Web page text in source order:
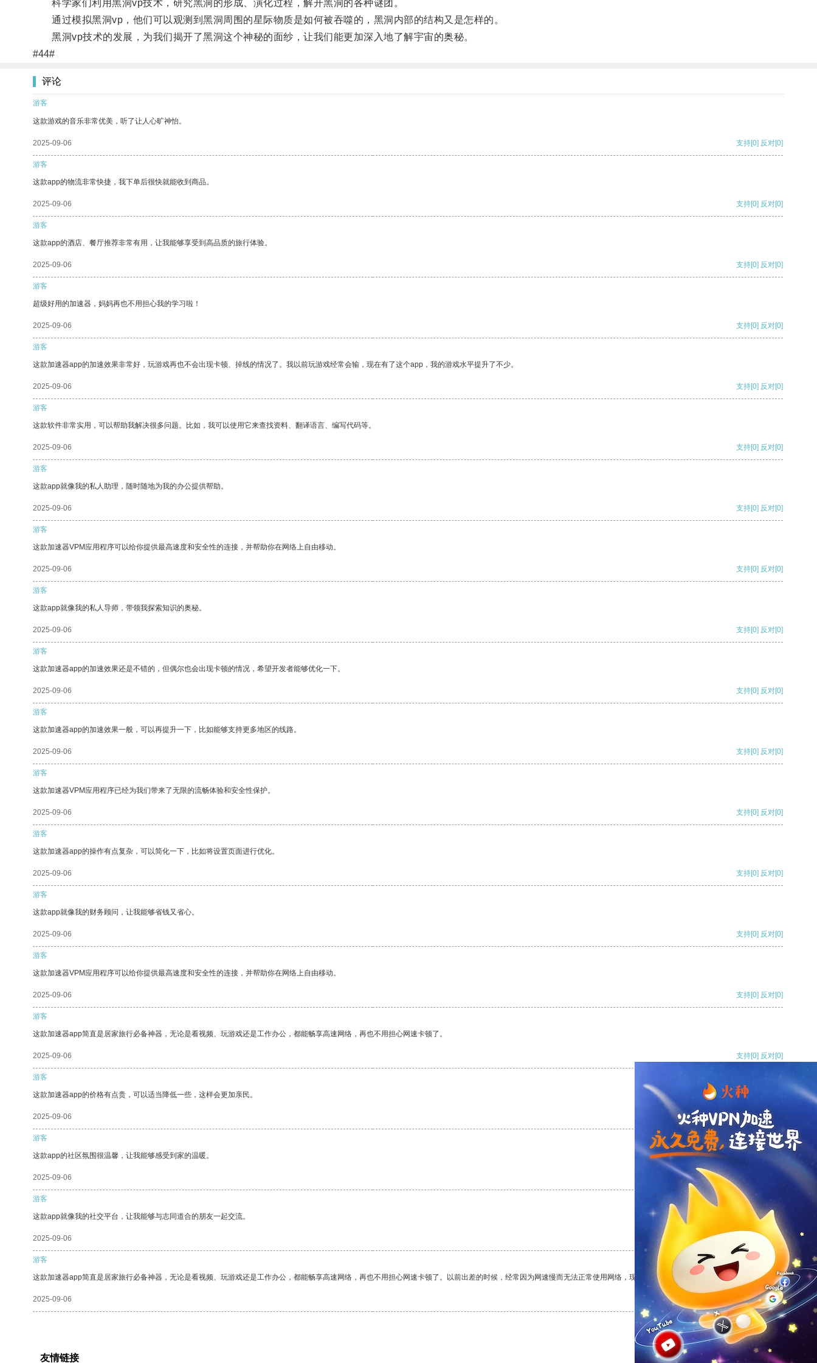
科学家们利用黑洞vp技术，研究黑洞的形成、演化过程，解开黑洞的各种谜团。
通过模拟黑洞vp，他们可以观测到黑洞周围的星际物质是如何被吞噬的，黑洞内部的结构又是怎样的。
黑洞vp技术的发展，为我们揭开了黑洞这个神秘的面纱，让我们能更加深入地了解宇宙的奥秘。
#44#
评论
游客
这款游戏的音乐非常优美，听了让人心旷神怡。
2025-09-06 支持[0] 反对[0]
游客
这款app的物流非常快捷，我下单后很快就能收到商品。
2025-09-06 支持[0] 反对[0]
游客
这款app的酒店、餐厅推荐非常有用，让我能够享受到高品质的旅行体验。
2025-09-06 支持[0] 反对[0]
游客
超级好用的加速器，妈妈再也不用担心我的学习啦！
2025-09-06 支持[0] 反对[0]
游客
这款加速器app的加速效果非常好，玩游戏再也不会出现卡顿、掉线的情况了。我以前玩游戏经常会输，现在有了这个app，我的游戏水平提升了不少。
2025-09-06 支持[0] 反对[0]
游客
这款软件非常实用，可以帮助我解决很多问题。比如，我可以使用它来查找资料、翻译语言、编写代码等。
2025-09-06 支持[0] 反对[0]
游客
这款app就像我的私人助理，随时随地为我的办公提供帮助。
2025-09-06 支持[0] 反对[0]
游客
这款加速器VPM应用程序可以给你提供最高速度和安全性的连接，并帮助你在网络上自由移动。
2025-09-06 支持[0] 反对[0]
游客
这款app就像我的私人导师，带领我探索知识的奥秘。
2025-09-06 支持[0] 反对[0]
游客
这款加速器app的加速效果还是不错的，但偶尔也会出现卡顿的情况，希望开发者能够优化一下。
2025-09-06 支持[0] 反对[0]
游客
这款加速器app的加速效果一般，可以再提升一下，比如能够支持更多地区的线路。
2025-09-06 支持[0] 反对[0]
游客
这款加速器VPM应用程序已经为我们带来了无限的流畅体验和安全性保护。
2025-09-06 支持[0] 反对[0]
游客
这款加速器app的操作有点复杂，可以简化一下，比如将设置页面进行优化。
2025-09-06 支持[0] 反对[0]
游客
这款app就像我的财务顾问，让我能够省钱又省心。
2025-09-06 支持[0] 反对[0]
游客
这款加速器VPM应用程序可以给你提供最高速度和安全性的连接，并帮助你在网络上自由移动。
2025-09-06 支持[0] 反对[0]
游客
这款加速器app简直是居家旅行必备神器，无论是看视频、玩游戏还是工作办公，都能畅享高速网络，再也不用担心网速卡顿了。
2025-09-06 支持[0] 反对[0]
游客
这款加速器app的价格有点贵，可以适当降低一些，这样会更加亲民。
2025-09-06 支持[0] 反对
游客
这款app的社区氛围很温馨，让我能够感受到家的温暖。
2025-09-06 支持
游客
这款app就像我的社交平台，让我能够与志同道合的朋友一起交流。
2025-09-06 反对 [0]
游客
这款加速器app简直是居家旅行必备神器，无论是看视频、玩游戏还是工作办公，都能畅享高速网络，再也不用担心网速卡顿了。以前出差的时候，经常因为网速慢而无法正常使用网络，现在有了这个app，我再也不用担心了。
2025-09-06 支持[0] 反对[0]
友情链接